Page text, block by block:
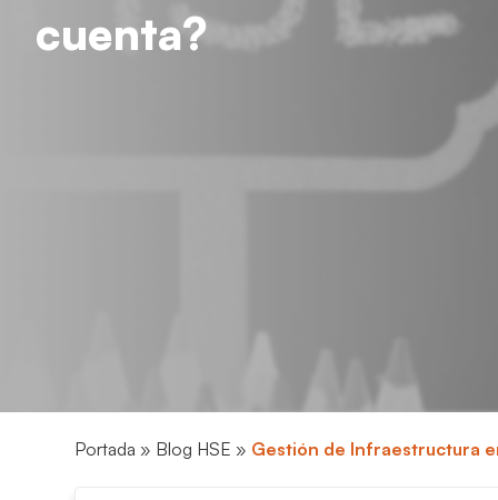
cuenta?
Portada » Blog HSE » Gestión de Infraestructura